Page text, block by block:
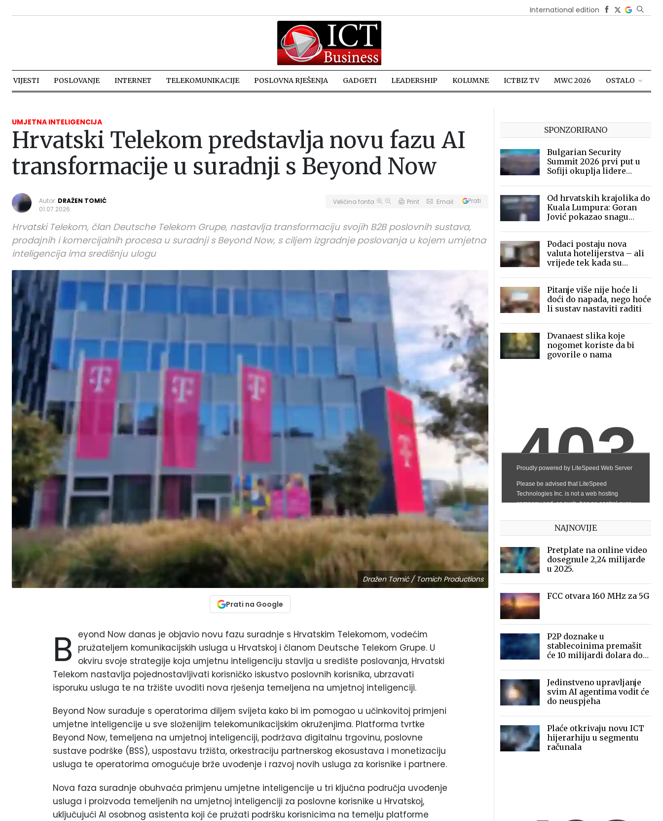
International edition
VIJESTI POSLOVANJE INTERNET TELEKOMUNIKACIJE POSLOVNA RJEŠENJA GADGETI LEADERSHIP KOLUMNE ICTBIZ TV MWC 2026 OSTALO
UMJETNA INTELIGENCIJA
Hrvatski Telekom predstavlja novu fazu AI
transformacije u suradnji s Beyond Now
Autor: DRAŽEN TOMIĆ
01.07.2026.
Veličina fonta Print Email Prati
Hrvatski Telekom, član Deutsche Telekom Grupe, nastavlja transformaciju svojih B2B poslovnih sustava,
prodajnih i komercijalnih procesa u suradnji s Beyond Now, s ciljem izgradnje poslovanja u kojem umjetna
inteligencija ima središnju ulogu
Dražen Tomić / Tomich Productions
Prati na Google
B eyond Now danas je objavio novu fazu suradnje s Hrvatskim Telekomom, vodećim
pružateljem komunikacijskih usluga u Hrvatskoj i članom Deutsche Telekom Grupe. U
okviru svoje strategije koja umjetnu inteligenciju stavlja u središte poslovanja, Hrvatski
Telekom nastavlja pojednostavljivati korisničko iskustvo poslovnih korisnika, ubrzavati
isporuku usluga te na tržište uvoditi nova rješenja temeljena na umjetnoj inteligenciji.
Beyond Now surađuje s operatorima diljem svijeta kako bi im pomogao u učinkovitoj primjeni
umjetne inteligencije u sve složenijim telekomunikacijskim okruženjima. Platforma tvrtke
Beyond Now, temeljena na umjetnoj inteligenciji, podržava digitalnu trgovinu, poslovne
sustave podrške (BSS), uspostavu tržišta, orkestraciju partnerskog ekosustava i monetizaciju
usluga te operatorima omogućuje brže uvođenje i razvoj novih usluga za korisnike i partnere.
Nova faza suradnje obuhvaća primjenu umjetne inteligencije u tri ključna područja uvođenje
usluga i proizvoda temeljenih na umjetnoj inteligenciji za poslovne korisnike u Hrvatskoj,
uključujući AI osobnog asistenta koji će pružati podršku korisnicima na temelju platforme
SPONZORIRANO
Bulgarian Security
Summit 2026 prvi put u
Sofiji okuplja lidere
Od hrvatskih krajolika do
Kuala Lumpura: Goran
Jović pokazao snagu
Podaci postaju nova
valuta hotelijerstva – ali
vrijede tek kada su
Pitanje više nije hoće li
doći do napada, nego hoće
li sustav nastaviti raditi
Dvanaest slika koje
nogomet koriste da bi
govorile o nama
NAJNOVIJE
Pretplate na online video
dosegnule 2,24 milijarde
u 2025.
FCC otvara 160 MHz za 5G
P2P doznake u
stablecoinima premašit
će 10 milijardi dolara do
Jedinstveno upravljanje
svim AI agentima vodit će
do neuspjeha
Plaće otkrivaju novu ICT
hijerarhiju u segmentu
računala